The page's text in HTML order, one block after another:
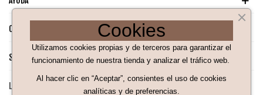
CATÁLOGO PARA TI
SÍGUENOS EN NUESTRAS REDES SOCIALES
LEGAL
Cookies
Utilizamos cookies propias y de terceros para garantizar el
funcionamiento de nuestra tienda y analizar el tráfico web.
Al hacer clic en “Aceptar”, consientes el uso de cookies
analíticas y de preferencias.